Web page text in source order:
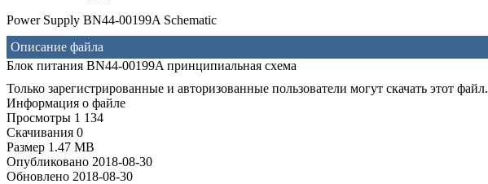
Power Supply BN44-00199A Schematic
Описание файла
Блок питания BN44-00199A принципиальная схема
Только зарегистрированные и авторизованные пользователи могут скачать этот файл.
Информация о файле
Просмотры 1 134
Скачивания 0
Размер 1.47 MB
Опубликовано 2018-08-30
Обновлено 2018-08-30